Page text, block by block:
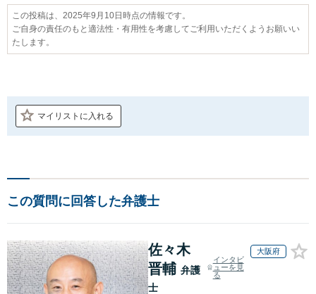
この投稿は、2025年9月10日時点の情報です。
ご自身の責任のもと適法性・有用性を考慮してご利用いただくようお願いい
たします。
マイリストに入れる
この質問に回答した弁護士
佐々木
晋輔 弁護
士
インタビ
ューを見
る
大阪府